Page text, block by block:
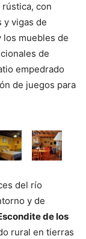
rústica, con
y vigas de
los muebles de
de
empedrado
de juegos para
del río
y de
de los
rural en tierras